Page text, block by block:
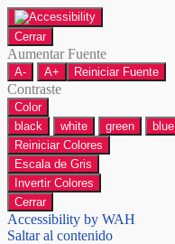
Cerrar
Aumentar Fuente
A- A+ Reiniciar Fuente
Contraste
Color
black
white green blue
Reiniciar Colores
Escala de Gris
Invertir Colores
Cerrar
Accessibility by WAH
Saltar al contenido